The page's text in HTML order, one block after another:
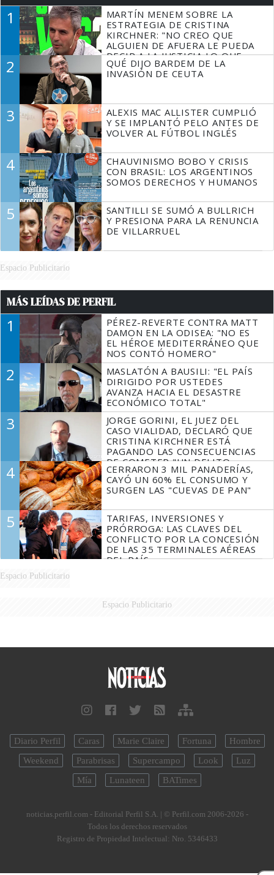
1
MARTÍN MENEM SOBRE LA
ESTRATEGIA DE CRISTINA
KIRCHNER: "NO CREO QUE
ALGUIEN DE AFUERA LE PUEDA
DECIR A LA JUSTICIA LO QUE
TIENE QUE HACER"
2
QUÉ DIJO BARDEM DE LA
INVASIÓN DE CEUTA
3
ALEXIS MAC ALLISTER CUMPLIÓ
Y SE IMPLANTÓ PELO ANTES DE
VOLVER AL FÚTBOL INGLÉS
4
CHAUVINISMO BOBO Y CRISIS
CON BRASIL: LOS ARGENTINOS
SOMOS DERECHOS Y HUMANOS
5
SANTILLI SE SUMÓ A BULLRICH
Y PRESIONA PARA LA RENUNCIA
DE VILLARRUEL
Espacio Publicitario
MÁS LEÍDAS DE PERFIL
1
PÉREZ-REVERTE CONTRA MATT
DAMON EN LA ODISEA: "NO ES
EL HÉROE MEDITERRÁNEO QUE
NOS CONTÓ HOMERO"
2
MASLATÓN A BAUSILI: "EL PAÍS
DIRIGIDO POR USTEDES
AVANZA HACIA EL DESASTRE
ECONÓMICO TOTAL"
3
JORGE GORINI, EL JUEZ DEL
CASO VIALIDAD, DECLARÓ QUE
CRISTINA KIRCHNER ESTÁ
PAGANDO LAS CONSECUENCIAS
DE COMETER "UN DELITO
COMPROBADO"
4
CERRARON 3 MIL PANADERÍAS,
CAYÓ UN 60% EL CONSUMO Y
SURGEN LAS "CUEVAS DE PAN"
5
TARIFAS, INVERSIONES Y
PRÓRROGA: LAS CLAVES DEL
CONFLICTO POR LA CONCESIÓN
DE LAS 35 TERMINALES AÉREAS
DEL PAÍS
Espacio Publicitario
Espacio Publicitario
Diario Perfil Caras Marie Claire Fortuna
Hombre
Weekend
Parabrisas Supercampo Look
Luz
Mía
Lunateen BATimes
noticias.perfil.com - Editorial Perfil S.A. | © Perfil.com 2006-2026 -
Todos los derechos reservados
Registro de Propiedad Intelectual: Nro. 5346433